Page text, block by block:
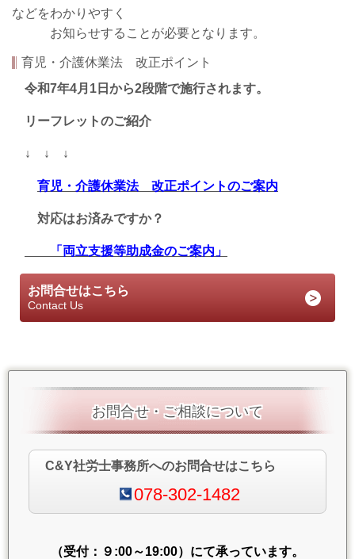
などをわかりやすく
お知らせすることが必要となります。
育児・介護休業法 改正ポイント
令和7年4月1日から2段階で施行されます。
リーフレットのご紹介
↓ ↓ ↓
育児・介護休業法 改正ポイントのご案内
対応はお済みですか？
「両立支援等助成金のご案内」
お問合せはこちら
Contact Us
お問合せ・ご相談について
C&Y社労士事務所へのお問合せはこちら
078-302-1482
（受付：９:00～19:00）にて承っています。